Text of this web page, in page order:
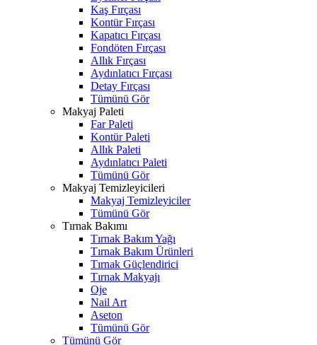
Kaş Fırçası
Kontür Fırçası
Kapatıcı Fırçası
Fondöten Fırçası
Allık Fırçası
Aydınlatıcı Fırçası
Detay Fırçası
Tümünü Gör
Makyaj Paleti
Far Paleti
Kontür Paleti
Allık Paleti
Aydınlatıcı Paleti
Tümünü Gör
Makyaj Temizleyicileri
Makyaj Temizleyiciler
Tümünü Gör
Tırnak Bakımı
Tırnak Bakım Yağı
Tırnak Bakım Ürünleri
Tırnak Güçlendirici
Tırnak Makyajı
Oje
Nail Art
Aseton
Tümünü Gör
Tümünü Gör